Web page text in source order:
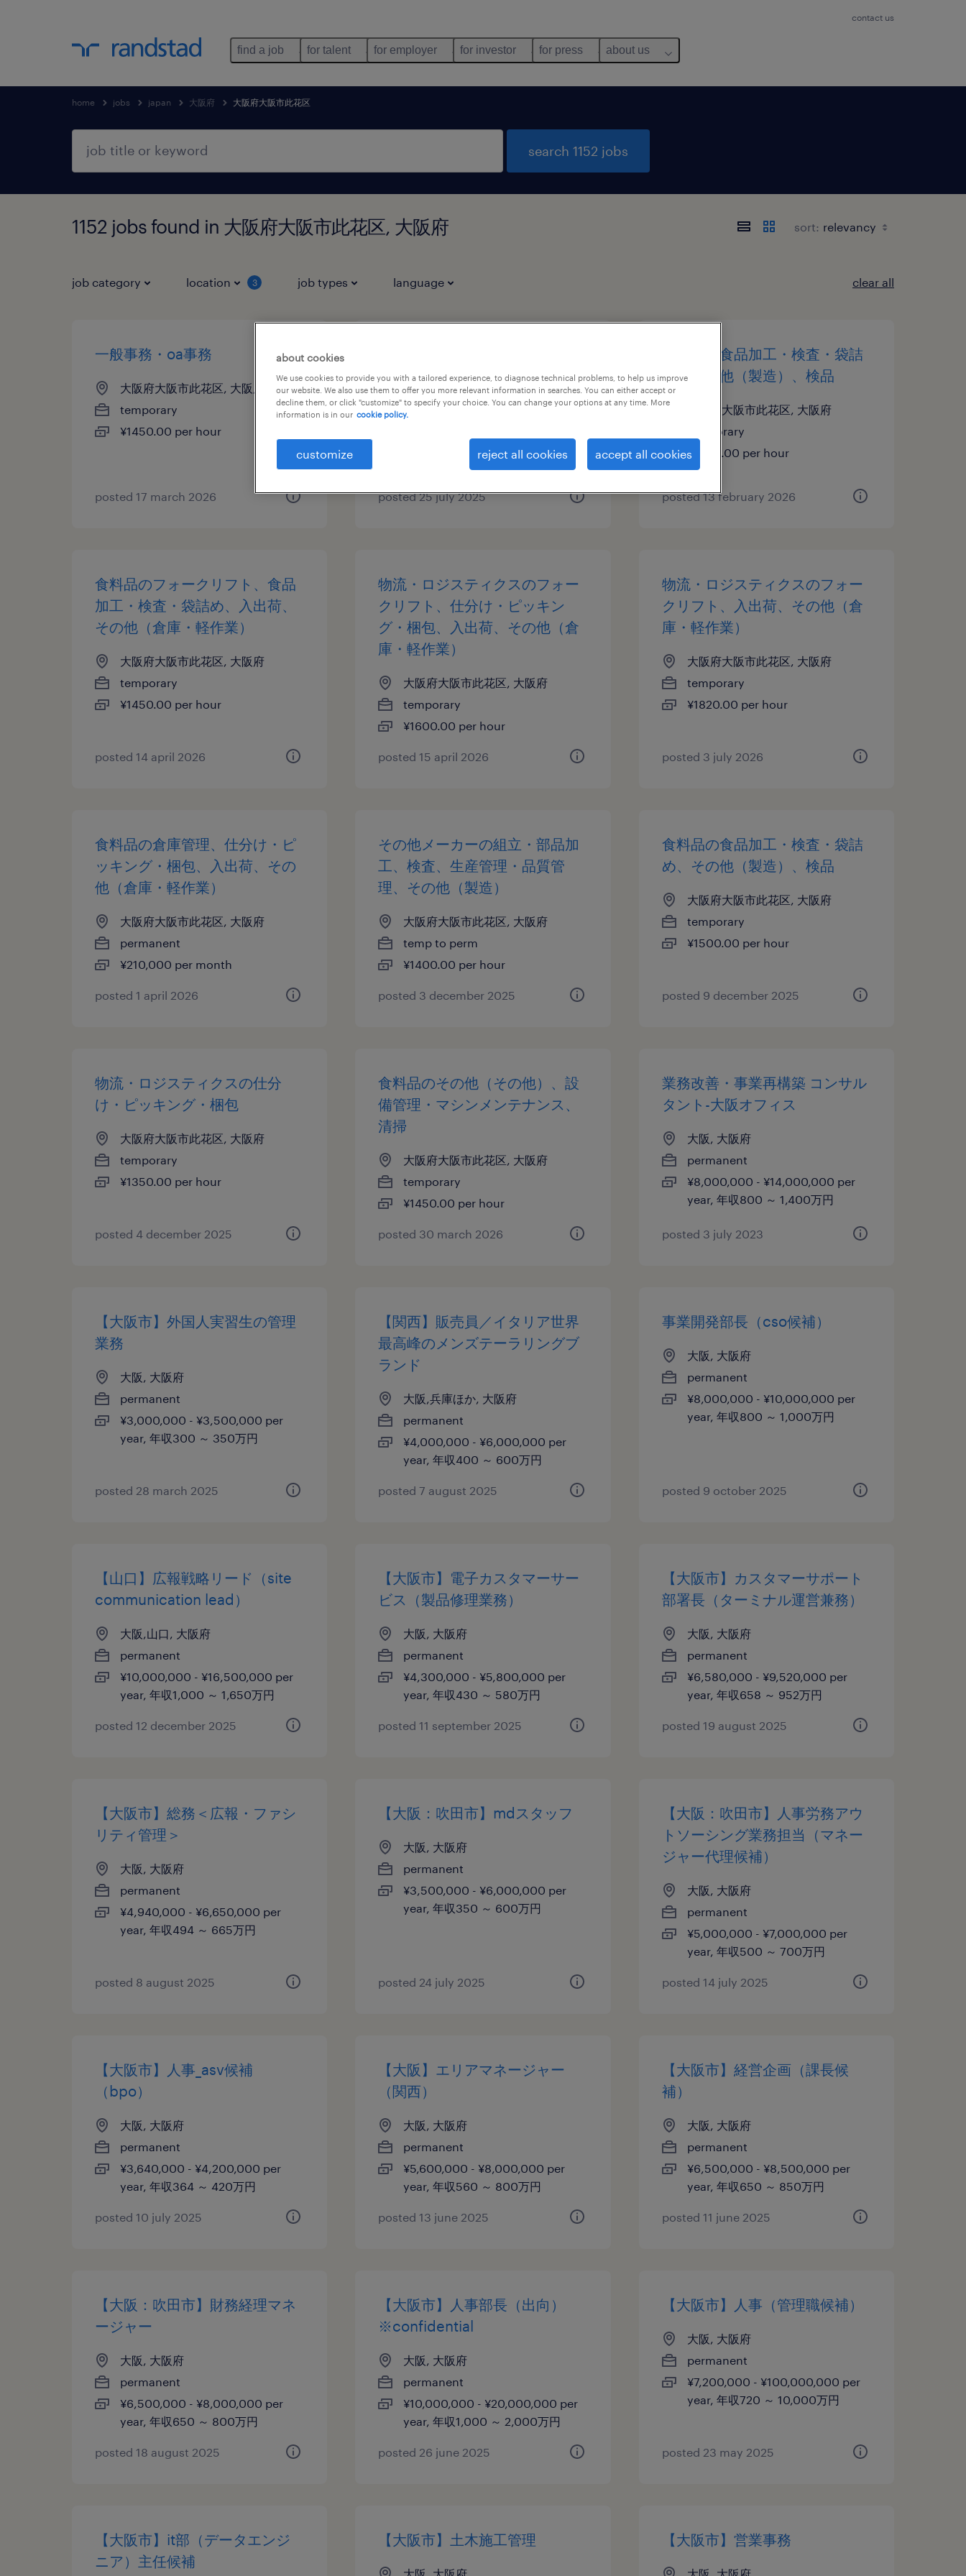
contact us
find a job for talent for employer for investor for press about us
home jobs japan 大阪府 大阪府大阪市此花区
search 1152 jobs
1152 jobs found in 大阪府大阪市此花区, 大阪府 sort:
job category location 3 job types language clear all
一般事務・oa事務
大阪府大阪市此花区, 大阪府
temporary
¥1450.00 per hour
posted 17 march 2026
通・サービス系のテスト・評価
大阪府大阪市此花区, 大阪府
¥2300.00 per hour
posted 25 july 2025
食料品の食品加工・検査・袋詰
め、その他（製造）、検品
大阪府大阪市此花区, 大阪府
temporary
¥1500.00 per hour
posted 13 february 2026
食料品のフォークリフト、食品
加工・検査・袋詰め、入出荷、
その他（倉庫・軽作業）
大阪府大阪市此花区, 大阪府
temporary
¥1450.00 per hour
posted 14 april 2026
物流・ロジスティクスのフォー
クリフト、仕分け・ピッキン
グ・梱包、入出荷、その他（倉
庫・軽作業）
大阪府大阪市此花区, 大阪府
temporary
¥1600.00 per hour
posted 15 april 2026
物流・ロジスティクスのフォー
クリフト、入出荷、その他（倉
庫・軽作業）
大阪府大阪市此花区, 大阪府
temporary
¥1820.00 per hour
posted 3 july 2026
食料品の倉庫管理、仕分け・ピ
ッキング・梱包、入出荷、その
他（倉庫・軽作業）
大阪府大阪市此花区, 大阪府
permanent
¥210,000 per month
posted 1 april 2026
その他メーカーの組立・部品加
工、検査、生産管理・品質管
理、その他（製造）
大阪府大阪市此花区, 大阪府
temp to perm
¥1400.00 per hour
posted 3 december 2025
食料品の食品加工・検査・袋詰
め、その他（製造）、検品
大阪府大阪市此花区, 大阪府
temporary
¥1500.00 per hour
posted 9 december 2025
物流・ロジスティクスの仕分
け・ピッキング・梱包
大阪府大阪市此花区, 大阪府
temporary
¥1350.00 per hour
posted 4 december 2025
食料品のその他（その他）、設
備管理・マシンメンテナンス、
清掃
大阪府大阪市此花区, 大阪府
temporary
¥1450.00 per hour
posted 30 march 2026
業務改善・事業再構築 コンサル
タント-大阪オフィス
大阪, 大阪府
permanent
¥8,000,000 - ¥14,000,000 per
year, 年収800 ～ 1,400万円
posted 3 july 2023
【大阪市】外国人実習生の管理
業務
大阪, 大阪府
permanent
¥3,000,000 - ¥3,500,000 per
year, 年収300 ～ 350万円
posted 28 march 2025
【関西】販売員／イタリア世界
最高峰のメンズテーラリングブ
ランド
大阪,兵庫ほか, 大阪府
permanent
¥4,000,000 - ¥6,000,000 per
year, 年収400 ～ 600万円
posted 7 august 2025
事業開発部長（cso候補）
大阪, 大阪府
permanent
¥8,000,000 - ¥10,000,000 per
year, 年収800 ～ 1,000万円
posted 9 october 2025
【山口】広報戦略リード（site
communication lead）
大阪,山口, 大阪府
permanent
¥10,000,000 - ¥16,500,000 per
year, 年収1,000 ～ 1,650万円
posted 12 december 2025
【大阪市】電子カスタマーサー
ビス（製品修理業務）
大阪, 大阪府
permanent
¥4,300,000 - ¥5,800,000 per
year, 年収430 ～ 580万円
posted 11 september 2025
【大阪市】カスタマーサポート
部署長（ターミナル運営兼務）
大阪, 大阪府
permanent
¥6,580,000 - ¥9,520,000 per
year, 年収658 ～ 952万円
posted 19 august 2025
【大阪市】総務＜広報・ファシ
リティ管理＞
大阪, 大阪府
permanent
¥4,940,000 - ¥6,650,000 per
year, 年収494 ～ 665万円
posted 8 august 2025
【大阪：吹田市】mdスタッフ
大阪, 大阪府
permanent
¥3,500,000 - ¥6,000,000 per
year, 年収350 ～ 600万円
posted 24 july 2025
【大阪：吹田市】人事労務アウ
トソーシング業務担当（マネー
ジャー代理候補）
大阪, 大阪府
permanent
¥5,000,000 - ¥7,000,000 per
year, 年収500 ～ 700万円
posted 14 july 2025
【大阪市】人事_asv候補
（bpo）
大阪, 大阪府
permanent
¥3,640,000 - ¥4,200,000 per
year, 年収364 ～ 420万円
posted 10 july 2025
【大阪】エリアマネージャー
（関西）
大阪, 大阪府
permanent
¥5,600,000 - ¥8,000,000 per
year, 年収560 ～ 800万円
posted 13 june 2025
【大阪市】経営企画（課長候
補）
大阪, 大阪府
permanent
¥6,500,000 - ¥8,500,000 per
year, 年収650 ～ 850万円
posted 11 june 2025
【大阪：吹田市】財務経理マネ
ージャー
大阪, 大阪府
permanent
¥6,500,000 - ¥8,000,000 per
year, 年収650 ～ 800万円
posted 18 august 2025
【大阪市】人事部長（出向）
※confidential
大阪, 大阪府
permanent
¥10,000,000 - ¥20,000,000 per
year, 年収1,000 ～ 2,000万円
posted 26 june 2025
【大阪市】人事（管理職候補）
大阪, 大阪府
permanent
¥7,200,000 - ¥100,000,000 per
year, 年収720 ～ 10,000万円
posted 23 may 2025
【大阪市】it部（データエンジ
ニア）主任候補
【大阪市】土木施工管理 【大阪市】営業事務
about cookies
We use cookies to provide you with a tailored experience, to diagnose technical problems, to help us improve
our website. We also use them to offer you more relevant information in searches. You can either accept or
decline them, or click "customize" to specify your choice. You can change your options at any time. More
information is in our cookie policy.
customize reject all cookies accept all cookies